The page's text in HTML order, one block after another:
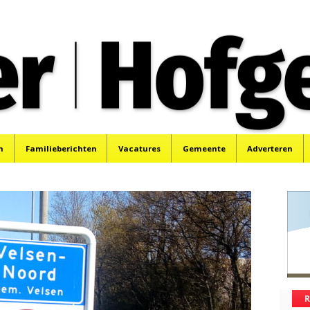
Familieberichten Vacatures Gemeente Adverteren